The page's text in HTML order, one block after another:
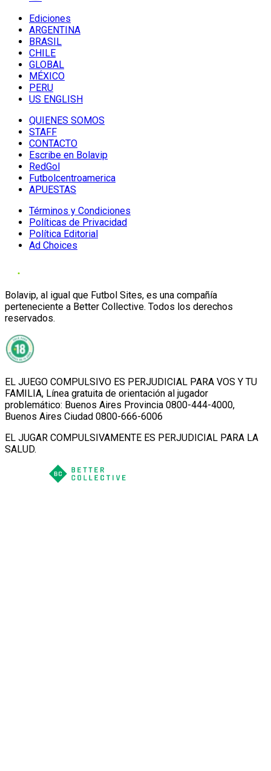
Ediciones
ARGENTINA
BRASIL
CHILE
GLOBAL
MÉXICO
PERU
US ENGLISH
QUIENES SOMOS
STAFF
CONTACTO
Escribe en Bolavip
RedGol
Futbolcentroamerica
APUESTAS
Términos y Condiciones
Políticas de Privacidad
Política Editorial
Ad Choices
Bolavip, al igual que Futbol Sites, es una compañía
perteneciente a Better Collective. Todos los derechos
reservados.
EL JUEGO COMPULSIVO ES PERJUDICIAL PARA VOS Y TU
FAMILIA, Línea gratuita de orientación al jugador
problemático: Buenos Aires Provincia 0800-444-4000,
Buenos Aires Ciudad 0800-666-6006
EL JUGAR COMPULSIVAMENTE ES PERJUDICIAL PARA LA
SALUD.